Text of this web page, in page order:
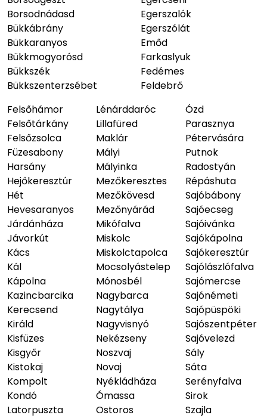
Borsodnádasd
Bükkábrány
Bükkaranyos
Bükkmogyorósd
Bükkszék
Bükkszenterzsébet
Egerszalók
Egerszólát
Emőd
Farkaslyuk
Fedémes
Feldebrő
Felsőhámor
Felsőtárkány
Felsőzsolca
Füzesabony
Harsány
Hejőkeresztúr
Hét
Hevesaranyos
Járdánháza
Jávorkút
Kács
Kál
Kápolna
Kazincbarcika
Kerecsend
Királd
Kisfüzes
Kisgyőr
Kistokaj
Kompolt
Kondó
Latorpuszta
Lénárddaróc
Lillafüred
Maklár
Mályi
Mályinka
Mezőkeresztes
Mezőkövesd
Mezőnyárád
Mikófalva
Miskolc
Miskolctapolca
Mocsolyástelep
Mónosbél
Nagybarca
Nagytálya
Nagyvisnyó
Nekézseny
Noszvaj
Novaj
Nyékládháza
Ómassa
Ostoros
Ózd
Parasznya
Pétervására
Putnok
Radostyán
Répáshuta
Sajóbábony
Sajóecseg
Sajóivánka
Sajókápolna
Sajókeresztúr
Sajólászlófalva
Sajómercse
Sajónémeti
Sajópüspöki
Sajószentpéter
Sajóvelezd
Sály
Sáta
Serényfalva
Sirok
Szajla